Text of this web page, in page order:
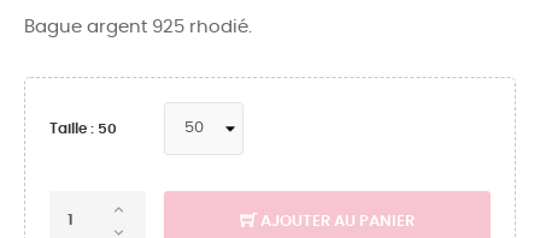
Bague argent 925 rhodié.
Taille : 50
AJOUTER AU PANIER